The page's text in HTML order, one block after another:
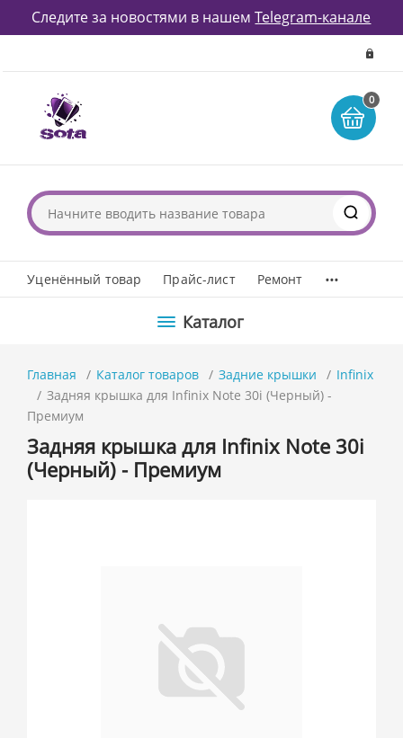
Следите за новостями в нашемTelegram-канале
0
Уценённый товар Прайс-лист Ремонт ...
Каталог
Главная Каталог товаров Задние крышки
Infinix
Задняя крышка для Infinix Note 30i (Черный) -
Премиум
Задняя крышка для Infinix Note 30i
(Черный) - Премиум